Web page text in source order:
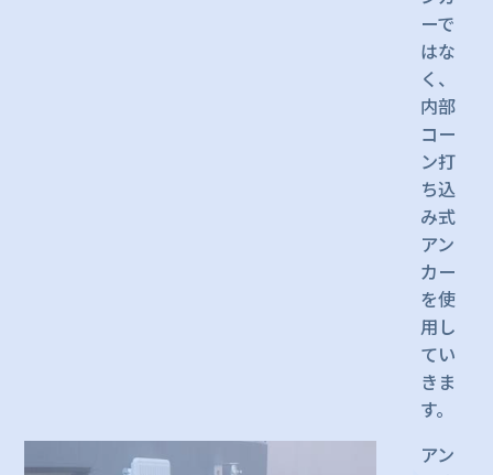
ーで
はな
く、
内部
コー
ン打
ち込
み式
アン
カー
を使
用し
てい
きま
す。
アン